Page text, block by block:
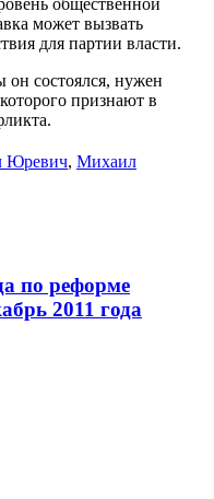
общественной
может вызвать
для партии власти.
состоялся, нужен
признают в
Юревич, Михаил
по реформе
2011 года